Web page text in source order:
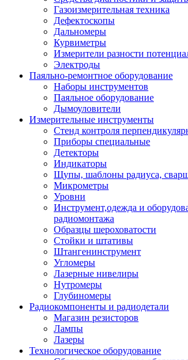
Газоизмерительная техника
Дефектоскопы
Дальномеры
Курвиметры
Измерители разности
Электроды
Паяльно-ремонтное оборудование
Наборы инструментов
Паяльное оборудование
Дымоуловители
Измерительные инструменты
Стенд контроля
Приборы специальные
Детекторы
Индикаторы
Щупы, шаблоны радиуса,
Микрометры
Уровни
Инструмент,одежда и
радиомонтажа
Образцы шероховатости
Стойки и штативы
Штангенинструмент
Угломеры
Лазерные нивелиры
Нутромеры
Глубиномеры
Радиокомпоненты и радиодетали
Магазин резисторов
Лампы
Лазеры
Технологическое оборудование